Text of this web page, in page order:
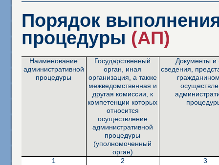
Порядок
процедуры (АП)
Наименование
административной
процедуры
Государственный
орган, иная
организация, а также
межведомственная и
другая комиссии, к
компетенции которых
относится
осуществление
административной
процедуры
(уполномоченный
орган)
Документы и
сведения,
1 2 3